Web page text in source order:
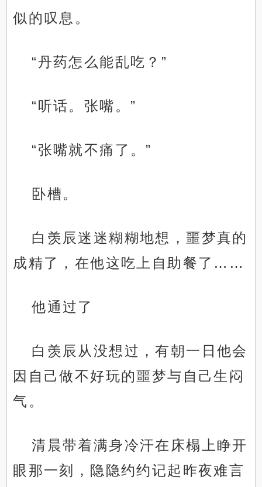
似的叹息。
“丹药怎么能乱吃？”
“听话。张嘴。”
“张嘴就不痛了。”
卧槽。
白羡辰迷迷糊糊地想，噩梦真的
成精了，在他这吃上自助餐了……
他通过了
白羡辰从没想过，有朝一日他会
因自己做不好玩的噩梦与自己生闷
气。
清晨带着满身冷汗在床榻上睁开
眼那一刻，隐隐约约记起昨夜难言